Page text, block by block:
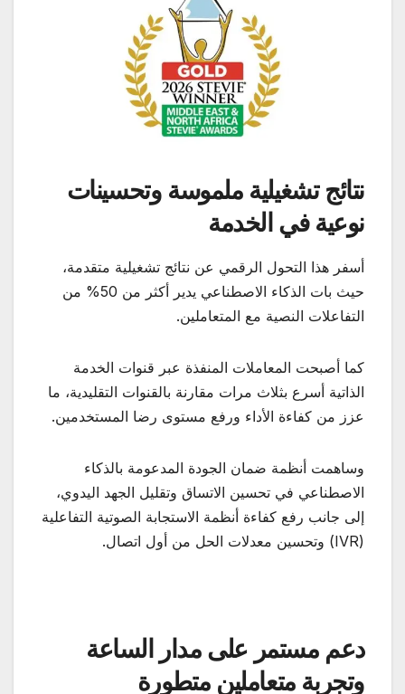
نتائج تشغيلية ملموسة وتحسينات
نوعية في الخدمة
أسفر هذا التحول الرقمي عن نتائج تشغيلية متقدمة،
حيث بات الذكاء الاصطناعي يدير أكثر من 50% من
التفاعلات النصية مع المتعاملين.
كما أصبحت المعاملات المنفذة عبر قنوات الخدمة
الذاتية أسرع بثلاث مرات مقارنة بالقنوات التقليدية، ما
عزز من كفاءة الأداء ورفع مستوى رضا المستخدمين.
وساهمت أنظمة ضمان الجودة المدعومة بالذكاء
الاصطناعي في تحسين الاتساق وتقليل الجهد اليدوي،
إلى جانب رفع كفاءة أنظمة الاستجابة الصوتية التفاعلية
(IVR) وتحسين معدلات الحل من أول اتصال.
دعم مستمر على مدار الساعة
وتجربة متعاملين متطورة